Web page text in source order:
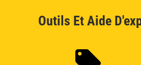
Outils Et Aide